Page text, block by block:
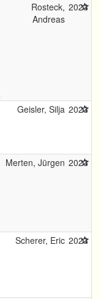
Rosteck,
Andreas
2023
Geisler, Silja 2023
Merten, Jürgen 2023
Scherer, Eric 2023